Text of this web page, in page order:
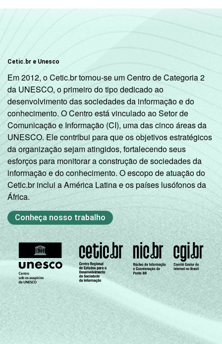
Educação
De 51 a 150
matrículas
De 151 a 300
matrículas
24 74
De 301 a 500
matrículas
16 80
De 501 a
1.000
matrículas
Mais de
1.000
matrículas
41 57
Fonte: CGI.br/NIC.br, Centro Regional de
Estudos para o Desenvolvimento da
Sociedade da Informação (Cetic.br),
Pesquisa sobre o uso das tecnologias de
informação e comunicação nas escolas
Cetic.br e Unesco
Em 2012, o Cetic.br tornou-se um Centro de Categoria 2
da UNESCO, o primeiro do tipo dedicado ao
desenvolvimento das sociedades da informação e do
conhecimento. O Centro está vinculado ao Setor de
Comunicação e Informação (CI), uma das cinco áreas da
UNESCO. Ele contribui para que os objetivos estratégicos
da organização sejam atingidos, fortalecendo seus
esforços para monitorar a construção de sociedades da
informação e do conhecimento. O escopo de atuação do
Cetic.br inclui a América Latina e os países lusófonos da
África.
Conheça nosso trabalho